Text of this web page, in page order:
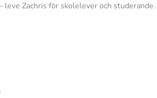
Zachris för skolelever och